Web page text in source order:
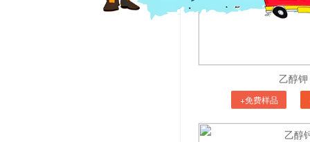
乙醇钾
+免费样品